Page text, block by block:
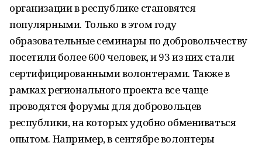
организации в республике становятся
популярными. Только в этом году
образовательные семинары по добровольчеству
посетили более 600 человек, и 93 из них стали
сертифицированными волонтерами. Также в
рамках регионального проекта все чаще
проводятся форумы для добровольцев
республики, на которых удобно обмениваться
опытом. Например, в сентябре волонтеры